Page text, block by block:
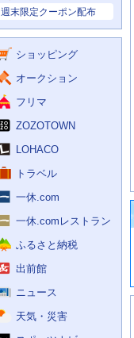
週末限定クーポン配布
ショッピング
オークション
フリマ
ZOZOTOWN
LOHACO
トラベル
一休.com
一休.comレストラン
ふるさと納税
出前館
ニュース
天気・災害